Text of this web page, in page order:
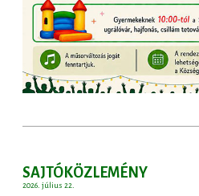
SAJTÓKÖZLEMÉNY
2026. július 22.